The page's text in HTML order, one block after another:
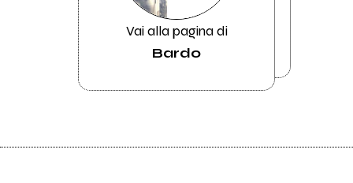
Vai alla pagina di
Bardo